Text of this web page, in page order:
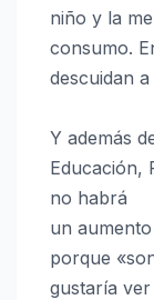
niño y la
consumo.
descuidan
Y además
Educación,
no habrá
un
porque
gustaría